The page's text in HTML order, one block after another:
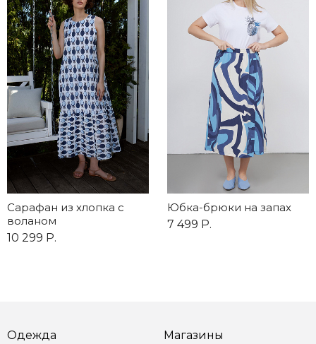
Сарафан из хлопка с
воланом
10 299 Р.
Юбка-брюки на запах
7 499 Р.
Одежда
Магазины